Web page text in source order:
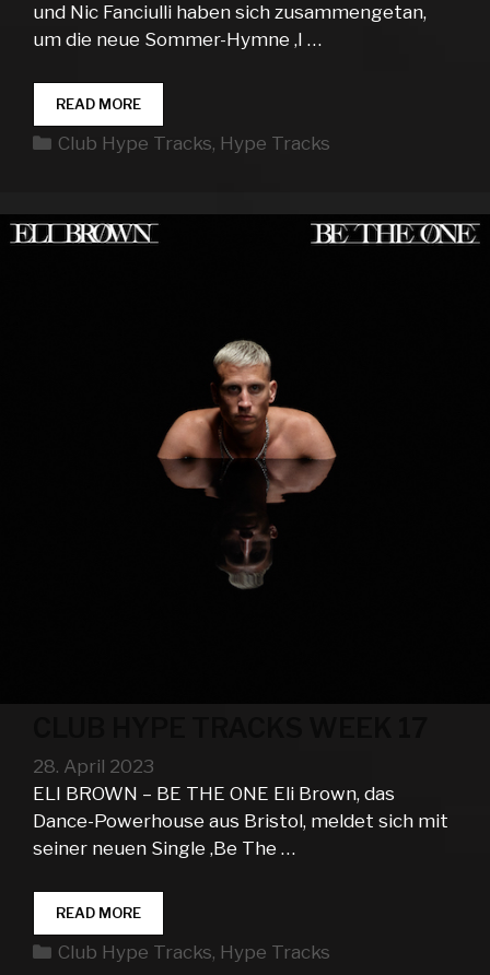
und Nic Fanciulli haben sich zusammengetan,
um die neue Sommer-Hymne ‚I …
READ MORECLUB
HYPE
TRACKS
Kategorien
Club Hype Tracks, Hype Tracks
28. April 2023
ELI BROWN – BE THE ONE Eli Brown, das
Dance-Powerhouse aus Bristol, meldet sich mit
seiner neuen Single ‚Be The …
READ MORECLUB
HYPE
TRACKS
Kategorien
Club Hype Tracks, Hype Tracks